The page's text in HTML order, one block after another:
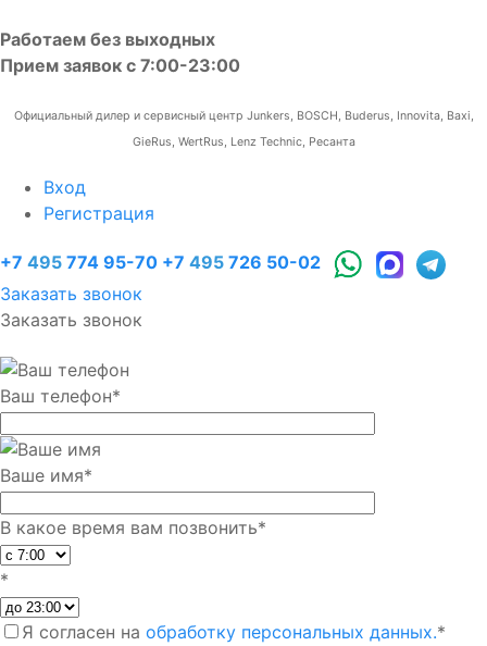
Работаем без выходных
Прием заявок с 7:00-23:00
Официальный дилер и сервисный центр Junkers, BOSCH, Buderus, Innovita, Baxi,
GieRus, WertRus, Lenz Technic, Ресанта
Вход
Регистрация
+7 495 774 95-70 +7 495 726 50-02
Заказать звонок
Заказать звонок
Ваш телефон*
Ваше имя*
В какое время вам позвонить*
*
Я согласен на обработку персональных данных.*